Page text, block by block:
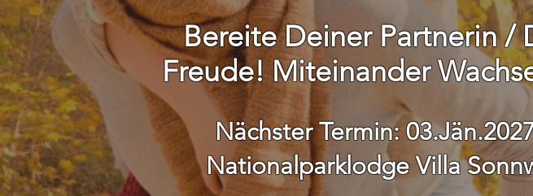
Bereite Deiner Partnerin /
Freude! Miteinander
Nächster Termin:
Nationalparklodge Villa